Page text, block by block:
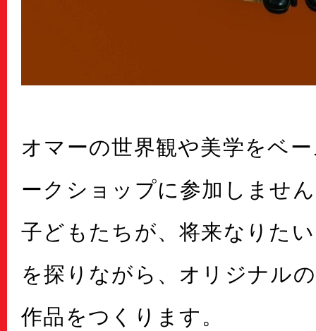
オマーの世界観や美学をベ
ークショップに参加しませ
子どもたちが、将来なりた
を探りながら、オリジナル
作品をつくります。